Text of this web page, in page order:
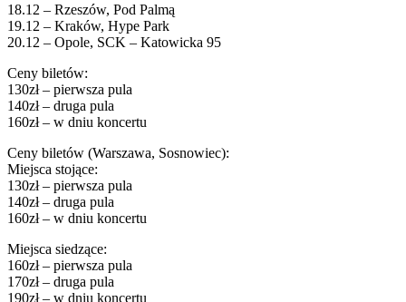
18.12 – Rzeszów, Pod Palmą
19.12 – Kraków, Hype Park
20.12 – Opole, SCK – Katowicka 95
Ceny biletów:
130zł – pierwsza pula
140zł – druga pula
160zł – w dniu koncertu
Ceny biletów (Warszawa, Sosnowiec):
Miejsca stojące:
130zł – pierwsza pula
140zł – druga pula
160zł – w dniu koncertu
Miejsca siedzące:
160zł – pierwsza pula
170zł – druga pula
190zł – w dniu koncertu